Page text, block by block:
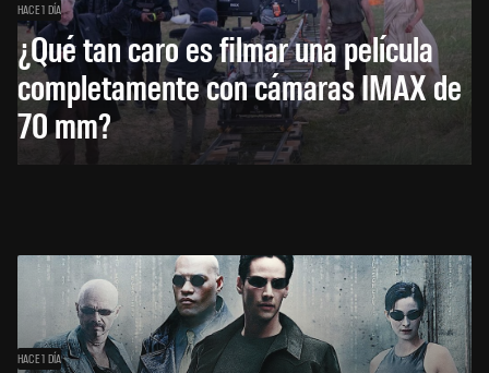
HACE 1 DÍA
¿Qué tan caro es filmar una película
completamente con cámaras IMAX de
70 mm?
HACE 1 DÍA